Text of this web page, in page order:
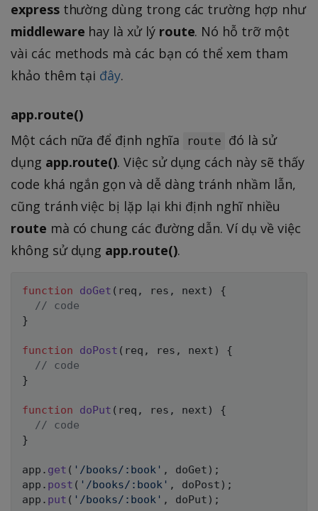
expressthường dùng trong các trường hợp như
middleware hay là xử lý route. Nó hỗ trỡ một
vài các methods mà các bạn có thể xem tham
khảo thêm tại đây.
app.route()
Một cách nữa để định nghĩa route
đó là sử
dụng app.route(). Việc sử dụng cách này sẽ thấy
code khá ngắn gọn và dễ dàng tránh nhầm lẫn,
cũng tránh việc bị lặp lại khi định nghĩ nhiều
route mà có chung các đường dẫn. Ví dụ về việc
không sử dụng app.route().
function doGet ( req , res , next )
{
// code
}
function doPost ( req , res , next )
{
// code
}
function doPut ( req , res , next )
{
// code
}
app . get ( '/books/:book' , doGet ) ;
app . post ( '/books/:book' , doPost ) ;
app . put ( '/books/:book' , doPut ) ;